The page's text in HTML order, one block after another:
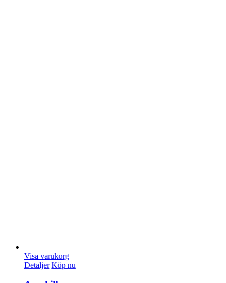
Visa varukorg
Detaljer Köp nu